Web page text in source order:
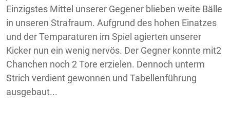
Einzigstes Mittel unserer Gegener blieben weite Bälle
in unseren Strafraum. Aufgrund des hohen Einatzes
und der Temparaturen im Spiel agierten unserer
Kicker nun ein wenig nervös. Der Gegner konnte mit2
Chanchen noch 2 Tore erzielen. Dennoch unterm
Strich verdient gewonnen und Tabellenführung
ausgebaut...